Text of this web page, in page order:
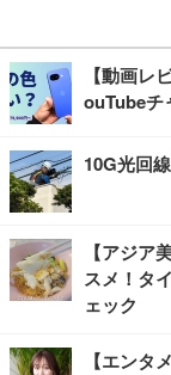
【動画レ
ouTubeチ
10G光回
【アジア
スメ！タ
ェック
【エンタ